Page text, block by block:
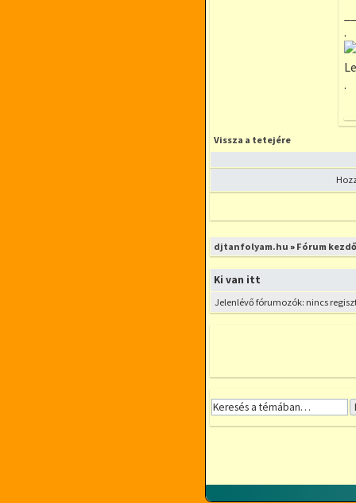
.
.
Vissza a tetejére
Új téma nyitása
djtanfolyam.hu » Fórum
Ki van itt
Jelenlévő fórumozók: nincs